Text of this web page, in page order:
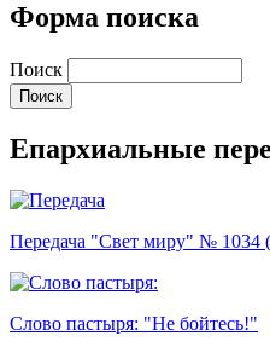
Форма поиска
Поиск
Епархиальные
Передача "Свет миру" № 1034
Слово пастыря: "Не бойтесь!"